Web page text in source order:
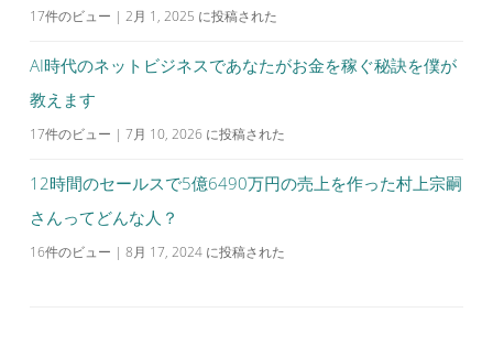
17件のビュー | 2月 1, 2025 に投稿された
AI時代のネットビジネスであなたがお金を稼ぐ秘訣を僕が
教えます
17件のビュー | 7月 10, 2026 に投稿された
12時間のセールスで5億6490万円の売上を作った村上宗嗣
さんってどんな人？
16件のビュー | 8月 17, 2024 に投稿された